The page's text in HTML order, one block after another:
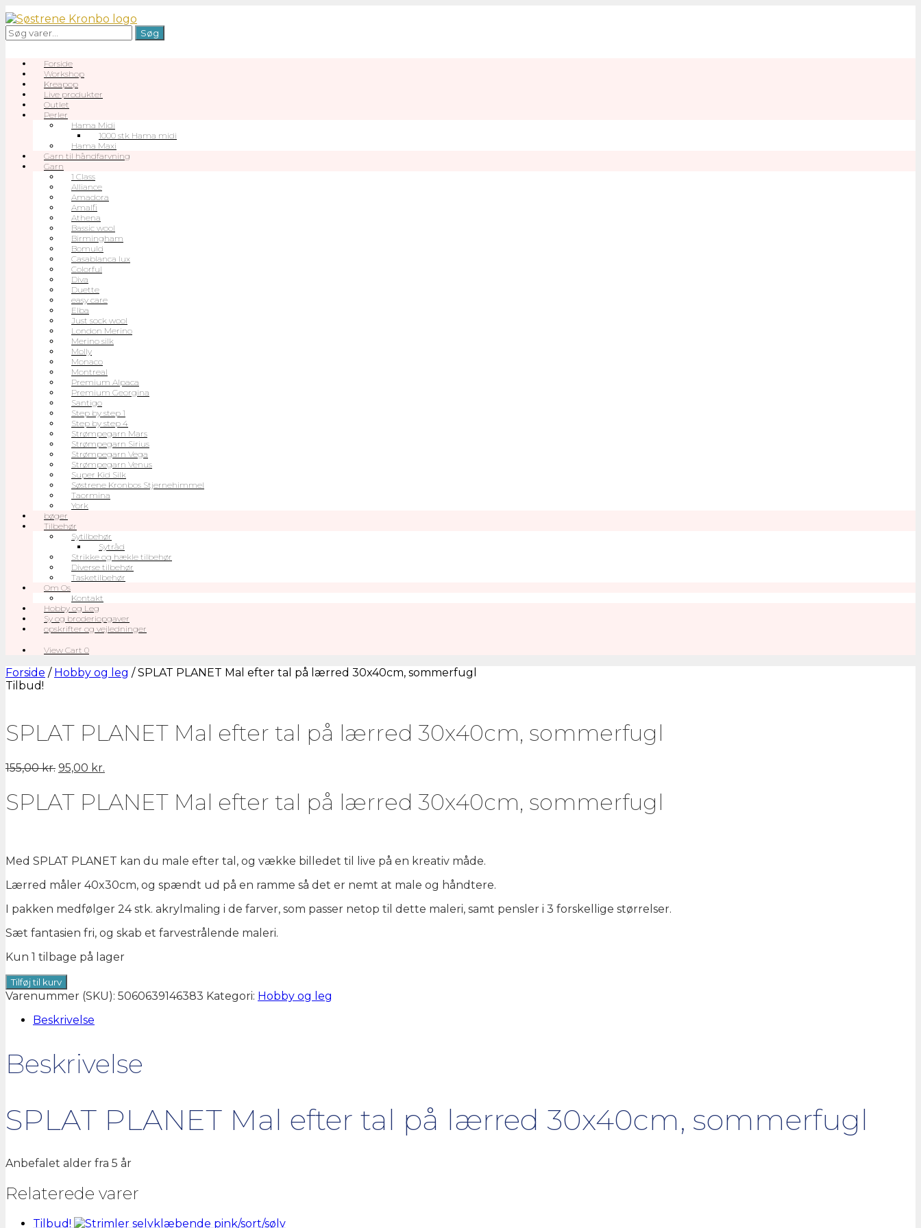
Gå
til
indhold
Søg
efter:
Søg
Forside
Workshop
Kreapop
Live produkter
Outlet
Perler
Hama Midi
1000 stk Hama midi
Hama Maxi
Garn til håndfarvning
Garn
1 Class
Alliance
Amadora
Amalfi
Athena
Bassic wool
Birmingham
Bomuld
Casablanca lux
Colorful
Diva
Duette
easy care
Elba
Just sock wool
London Merino
Merino silk
Molly
Monaco
Montreal
Premium Alpaca
Premium Georgina
Santigo
Step by step 1
Step by step 4
Strømpegarn Mars
Strømpegarn Sirius
Strømpegarn Vega
Strømpegarn Venus
Super Kid Silk
Søstrene Kronbos Stjernehimmel
Taormina
York
bøger
Tilbehør
Sytilbehør
Sytråd
Strikke og hækle tilbehør
Diverse tilbehør
Tasketilbehør
Om Os
Kontakt
Hobby og Leg
Sy og broderiopgaver
opskrifter og vejledninger
View
cart
View Cart 0
Forside / Hobby og leg / SPLAT PLANET Mal efter tal på lærred 30x40cm, sommerfugl
Tilbud!
SPLAT PLANET Mal efter tal på lærred 30x40cm, sommerfugl
155,00kr. Den
pris
var:
95,00 kr.
pris
er:
SPLAT PLANET Mal efter tal på lærred 30x40cm, sommerfugl
Med SPLAT PLANET kan du male efter tal, og vække billedet til live på en kreativ måde.
Lærred måler 40x30cm, og spændt ud på en ramme så det er nemt at male og håndtere.
I pakken medfølger 24 stk. akrylmaling i de farver, som passer netop til dette maleri, samt pensler i 3 forskellige størrelser.
Sæt fantasien fri, og skab et farvestrålende maleri.
Kun 1 tilbage på lager
SPLAT
PLANET
efter
lærred
30x40cm,
Tilføj til kurv
Varenummer (SKU): 5060639146383 Kategori: Hobby og leg
Beskrivelse
Beskrivelse
SPLAT PLANET Mal efter tal på lærred 30x40cm, sommerfugl
Anbefalet alder fra 5 år
Relaterede varer
Tilbud!